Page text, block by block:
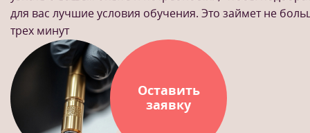
для вас лучшие условия обучения. Это займет не
трех минут
Оставить
заявку